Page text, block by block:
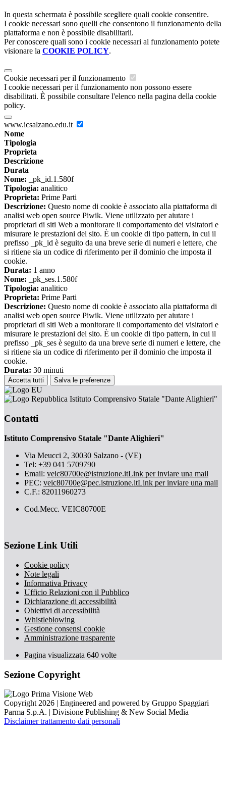
In questa schermata è possibile scegliere quali cookie consentire.
I cookie necessari sono quelli che consentono il funzionamento della
piattaforma e non è possibile disabilitarli.
Per conoscere quali sono i cookie necessari al funzionamento potete
visionare la COOKIE POLICY.
Cookie necessari per il funzionamento
I cookie necessari per il funzionamento non possono essere
disabilitati. È possibile consultare l'elenco nella pagina della cookie
policy.
www.icsalzano.edu.it
Nome
Tipologia
Proprieta
Descrizione
Durata
Nome: _pk_id.1.580f
Tipologia: analitico
Proprieta: Prime Parti
Descrizione: Questo nome di cookie è associato alla piattaforma di
analisi web open source Piwik. Viene utilizzato per aiutare i
proprietari di siti Web a monitorare il comportamento dei visitatori e
misurare le prestazioni del sito. È un cookie di tipo pattern, in cui il
prefisso _pk_id è seguito da una breve serie di numeri e lettere, che
si ritiene sia un codice di riferimento per il dominio che imposta il
cookie.
Durata: 1 anno
Nome: _pk_ses.1.580f
Tipologia: analitico
Proprieta: Prime Parti
Descrizione: Questo nome di cookie è associato alla piattaforma di
analisi web open source Piwik. Viene utilizzato per aiutare i
proprietari di siti Web a monitorare il comportamento dei visitatori e
misurare le prestazioni del sito. È un cookie di tipo pattern, in cui il
prefisso _pk_ses è seguito da una breve serie di numeri e lettere, che
si ritiene sia un codice di riferimento per il dominio che imposta il
cookie.
Durata: 30 minuti
Accetta tutti Salva le preferenze
Istituto Comprensivo Statale "Dante Alighieri"
Contatti
Istituto Comprensivo Statale "Dante Alighieri"
Via Meucci 2, 30030 Salzano - (VE)
Tel: +39 041 5709790
Email: veic80700e@istruzione.itLink per inviare una mail
PEC: veic80700e@pec.istruzione.itLink per inviare una mail
C.F.: 82011960273
Cod.Mecc. VEIC80700E
Sezione Link Utili
Cookie policy
Note legali
Informativa Privacy
Ufficio Relazioni con il Pubblico
Dichiarazione di accessibilità
Obiettivi di accessibilità
Whistleblowing
Gestione consensi cookie
Amministrazione trasparente
Pagina visualizzata 640 volte
Sezione Copyright
Copyright 2026 | Engineered and powered by Gruppo Spaggiari
Parma S.p.A. | Divisione Publishing & New Social Media
Disclaimer trattamento dati personali